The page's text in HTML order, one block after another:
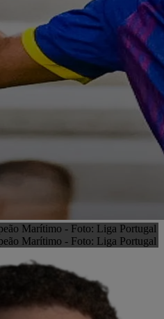
Marítimo - Foto: Liga Portugal
Marítimo - Foto: Liga Portugal